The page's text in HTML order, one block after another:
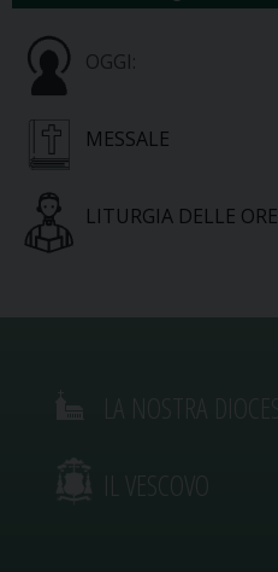
OGGI:
MESSALE
LITURGIA DELLE ORE
IL VESCOVO